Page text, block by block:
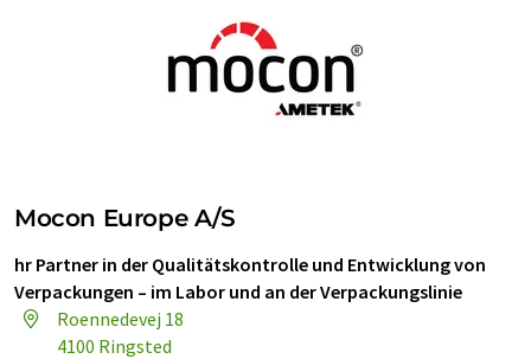
Mocon Europe A/S
hr Partner in der Qualitätskontrolle und Entwicklung von
Verpackungen – im Labor und an der Verpackungslinie
Roennedevej 18
4100 Ringsted